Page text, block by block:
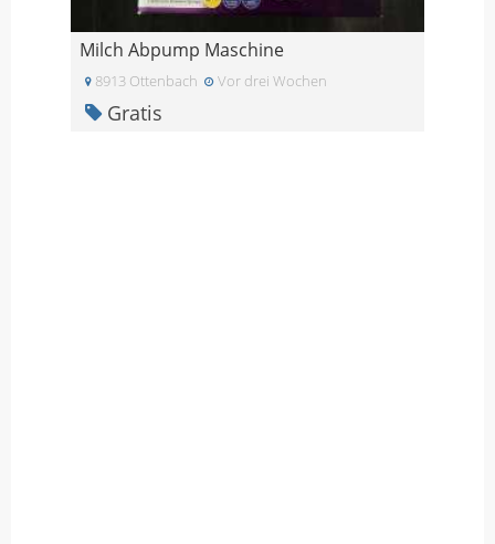
Milch Abpump Maschine
8913 Ottenbach Vor drei Wochen
Gratis